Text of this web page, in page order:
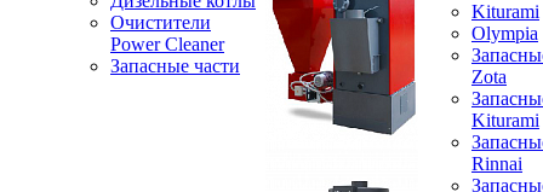
Очистители
Power Cleaner
Запасные части
Kiturami
Olympia
Zota
Kiturami
Rinnai